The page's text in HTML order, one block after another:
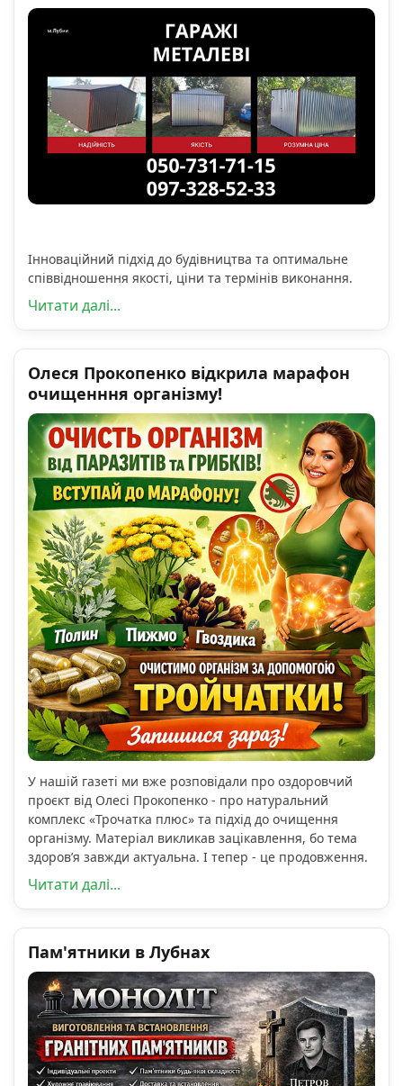
Інноваційний підхід до будівництва та оптимальне
співвідношення якості, ціни та термінів виконання.
Читати далі...
Олеся Прокопенко відкрила марафон
очищенння організму!
У нашій газеті ми вже розповідали про оздоровчий
проєкт від Олесі Прокопенко - про натуральний
комплекс «Трочатка плюс» та підхід до очищення
організму. Матеріал викликав зацікавлення, бо тема
здоров’я завжди актуальна. І тепер - це продовження.
Читати далі...
Пам'ятники в Лубнах